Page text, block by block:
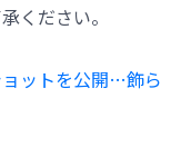
ください。
ョットを公開…飾ら